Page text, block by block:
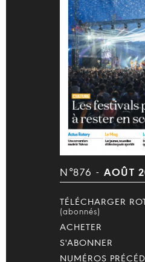
N°876 - AOÛT
TÉLÉCHARGER
(abonnés)
ACHETER
S'ABONNER
NUMÉROS